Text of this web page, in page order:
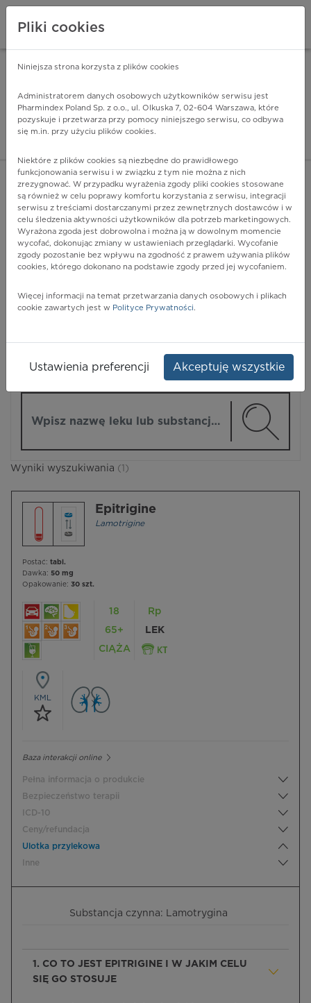
Pharmindex - lider
ZALOGUJ SIĘ
POKAŻ FILTRY
Pharmindex
Wyniki wyszukiwania (1)
Epitrigine
Lamotrigine
Postać: tabl.
Dawka: 50 mg
Opakowanie: 30 szt.
18
65+
CIĄŻA
Rp
LEK
KML
Baza interakcji online
Pełna informacja o produkcie
Bezpieczeństwo terapii
ICD-10
Ceny/refundacja
Ulotka przylekowa
Inne
Substancja czynna: Lamotrygina
1. CO TO JEST EPITRIGINE I W JAKIM CELU
SIĘ GO STOSUJE
Pliki cookies
Niniejsza strona korzysta z plików cookies
Administratorem danych osobowych użytkowników serwisu jest
Pharmindex Poland Sp. z o.o., ul. Olkuska 7, 02-604 Warszawa, które
pozyskuje i przetwarza przy pomocy niniejszego serwisu, co odbywa
się m.in. przy użyciu plików cookies.
Niektóre z plików cookies są niezbędne do prawidłowego
funkcjonowania serwisu i w związku z tym nie można z nich
zrezygnować. W przypadku wyrażenia zgody pliki cookies stosowane
są również w celu poprawy komfortu korzystania z serwisu, integracji
serwisu z treściami dostarczanymi przez zewnętrznych dostawców i w
celu śledzenia aktywności użytkowników dla potrzeb marketingowych.
Wyrażona zgoda jest dobrowolna i można ją w dowolnym momencie
wycofać, dokonując zmiany w ustawieniach przeglądarki. Wycofanie
zgody pozostanie bez wpływu na zgodność z prawem używania plików
cookies, którego dokonano na podstawie zgody przed jej wycofaniem.
Więcej informacji na temat przetwarzania danych osobowych i plikach
cookie zawartych jest w Polityce Prywatności.
Ustawienia preferencji Akceptuję wszystkie
ZA DARMO - w Google Play INSTALUJ